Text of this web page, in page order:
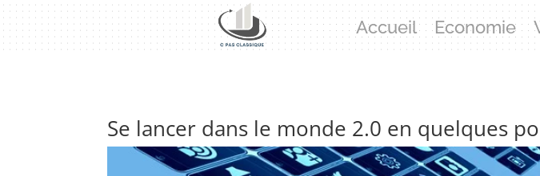
Accueil Economie
Se lancer dans le monde 2.0 en quelques